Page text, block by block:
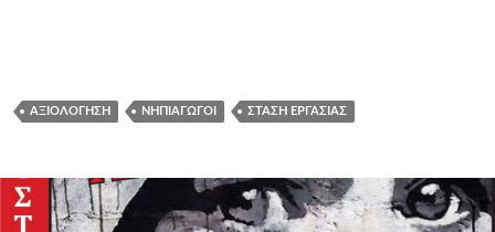
ΑΞΙΟΛΌΓΗΣΗ ΝΗΠΙΑΓΩΓΟΊ ΣΤΆΣΗ ΕΡΓΑΣΊΑΣ